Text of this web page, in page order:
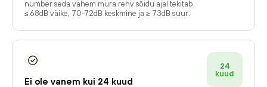
number seda vähem müra rehv sõidu ajal tekitab.
≤ 68dB väike, 70-72dB keskmine ja ≥ 73dB suur.
Ei ole vanem kui 24 kuud
24
kuud